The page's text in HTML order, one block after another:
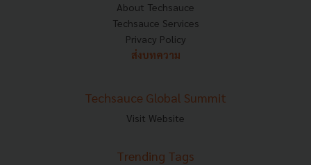
About Techsauce
Techsauce Services
Privacy Policy
ส่งบทความ
Techsauce Global Summit
Visit Website
Trending Tags